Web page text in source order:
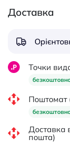
Доставка
Точки
Поштомат
Доставка
пошта)